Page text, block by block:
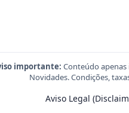
importante: Conteúdo apenas
Novidades. Condições,
Aviso Legal